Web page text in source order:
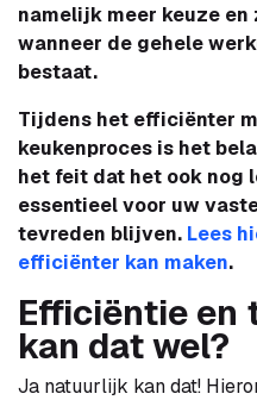
namelijk meer keuze
wanneer de gehele
bestaat.
Tijdens het efficiënter
keukenproces is het
het feit dat het ook nog
essentieel voor uw
tevreden blijven. Lees
efficiënter kan maken.
Efficiëntie en
kan dat wel?
Ja natuurlijk kan dat!